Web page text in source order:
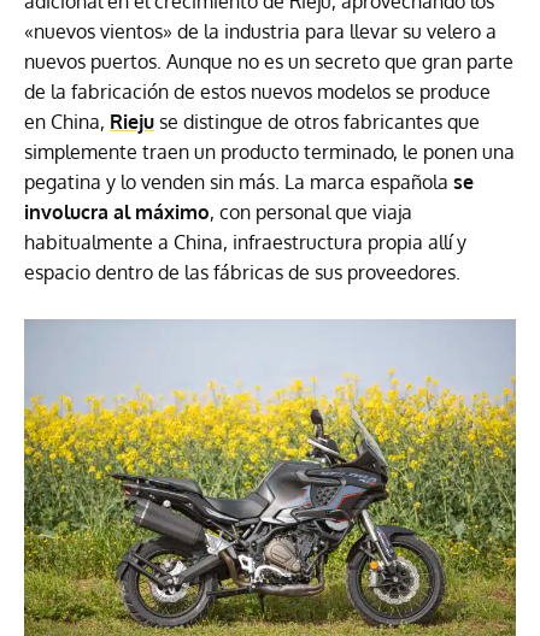
«nuevos vientos» de la industria para llevar su velero a
nuevos puertos. Aunque no es un secreto que gran parte
de la fabricación de estos nuevos modelos se produce
en China, Rieju se distingue de otros fabricantes que
simplemente traen un producto terminado, le ponen una
pegatina y lo venden sin más. La marca española se
involucra al máximo, con personal que viaja
habitualmente a China, infraestructura propia allí y
espacio dentro de las fábricas de sus proveedores.